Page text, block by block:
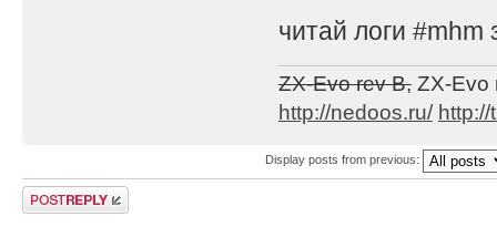
читай логи
ZX-Evo rev B,ZX-Evo
http://nedoos.ru/ http://
Display posts from previous:
Post a reply